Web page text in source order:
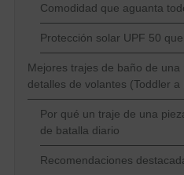
Comodidad que aguanta
Protección solar UPF 50
Mejores trajes de baño de
detalles de volantes (Toddler a
Por qué un traje de una
de batalla diario
Recomendaciones